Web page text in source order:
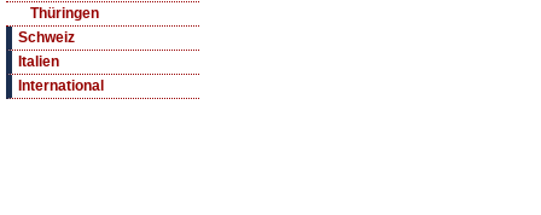
Thüringen
Schweiz
Italien
International